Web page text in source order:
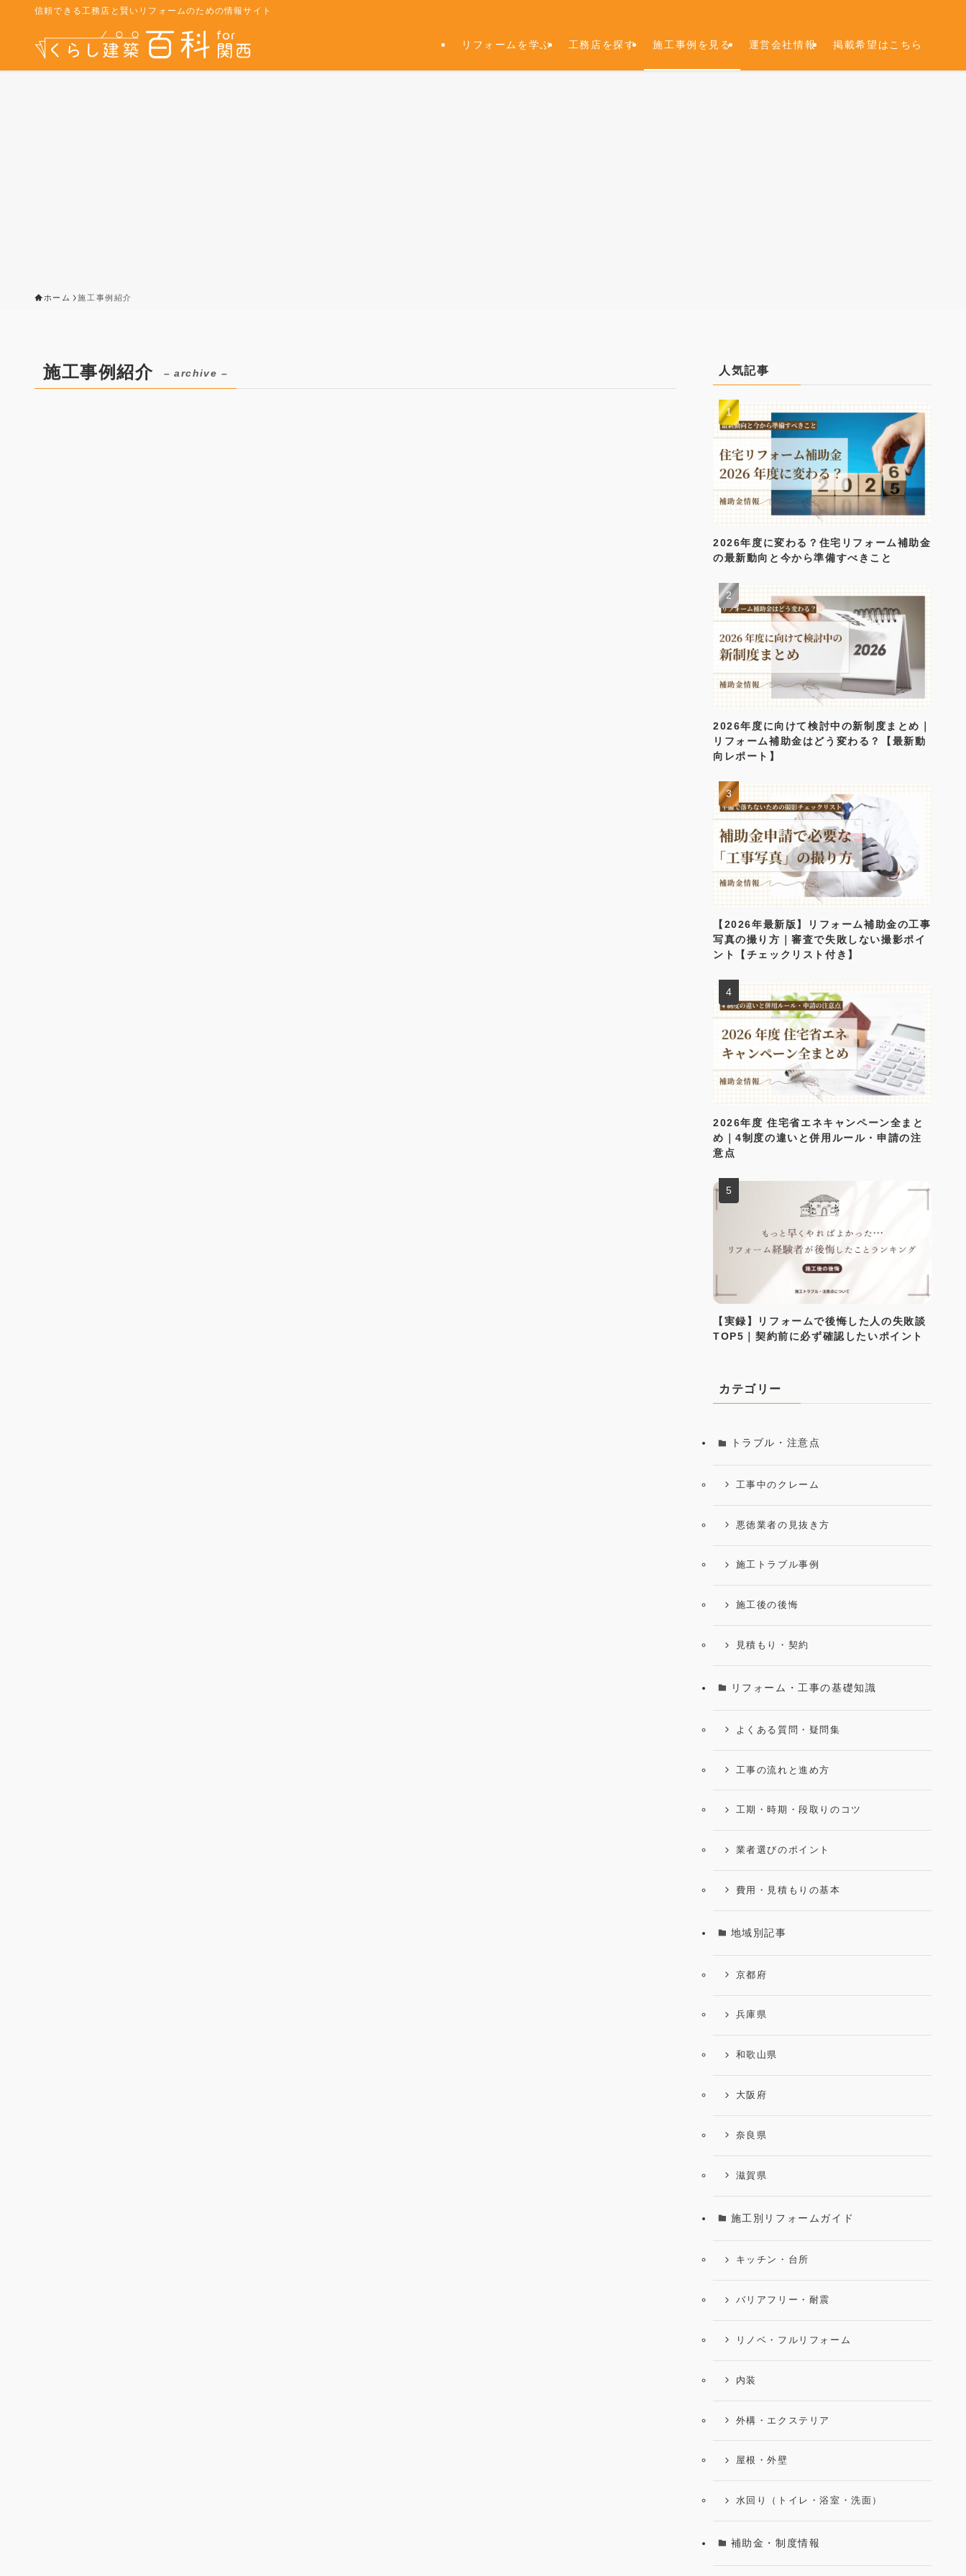
信頼できる工務店と賢いリフォームのための情報サイト
リフォームを学ぶ 工務店を探す 施工事例を見る 運営会社情報 掲載希望はこちら
ホーム 施工事例紹介
施工事例紹介 – archive – 人気記事
2026年度に変わる？住宅リフォーム補助金
の最新動向と今から準備すべきこと
2026年度に向けて検討中の新制度まとめ｜
リフォーム補助金はどう変わる？【最新動
向レポート】
【2026年最新版】リフォーム補助金の工事
写真の撮り方｜審査で失敗しない撮影ポイ
ント【チェックリスト付き】
2026年度 住宅省エネキャンペーン全まと
め｜4制度の違いと併用ルール・申請の注
意点
【実録】リフォームで後悔した人の失敗談
TOP5｜契約前に必ず確認したいポイント
カテゴリー
トラブル・注意点
工事中のクレーム
悪徳業者の見抜き方
施工トラブル事例
施工後の後悔
見積もり・契約
リフォーム・工事の基礎知識
よくある質問・疑問集
工事の流れと進め方
工期・時期・段取りのコツ
業者選びのポイント
費用・見積もりの基本
地域別記事
京都府
兵庫県
和歌山県
大阪府
奈良県
滋賀県
施工別リフォームガイド
キッチン・台所
バリアフリー・耐震
リノベ・フルリフォーム
内装
外構・エクステリア
屋根・外壁
水回り（トイレ・浴室・洗面）
補助金・制度情報